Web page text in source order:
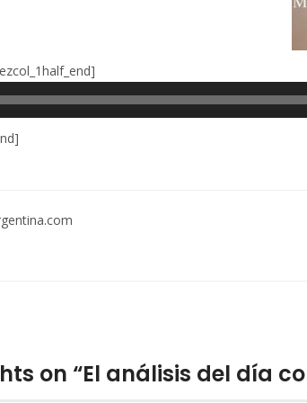
Player
on “El análisis del día